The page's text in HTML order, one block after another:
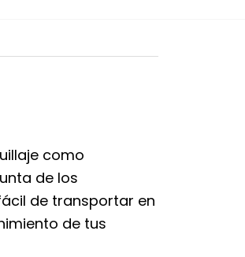
como
de los
de transportar en
de tus